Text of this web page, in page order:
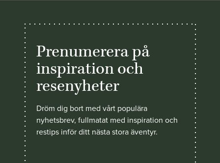
Prenumerera på
inspiration och
resenyheter
Dröm dig bort med vårt populära
nyhetsbrev, fullmatat med inspiration och
restips inför ditt nästa stora äventyr.